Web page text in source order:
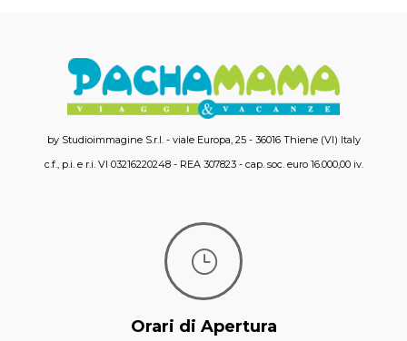
by Studioimmagine S.r.l. - viale Europa, 25 - 36016 Thiene (VI) Italy
c.f., p.i. e r.i. VI 03216220248 - REA 307823 - cap. soc. euro 16.000,00 iv.
}
Orari di Apertura